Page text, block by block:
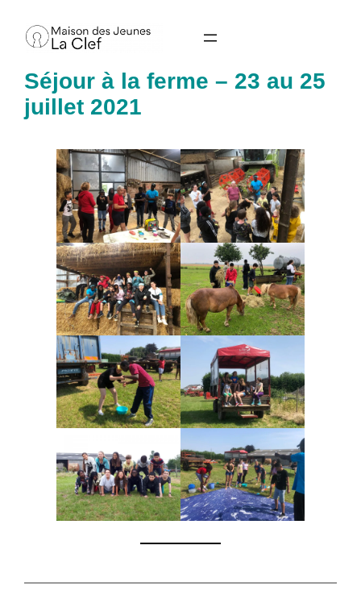
Séjour à la ferme – 23 au 25
juillet 2021